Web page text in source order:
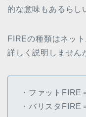
的な意味もあるらし
FIREの種類はネッ
詳しく説明しません
・ファットFIRE
・バリスタFIRE